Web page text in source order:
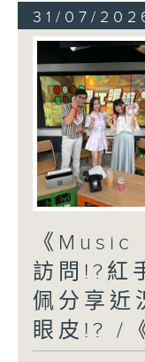
31/07/
《Music
訪問!?紅
佩分享近
眼皮!? /